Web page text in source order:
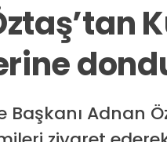
Başkanı Adnan